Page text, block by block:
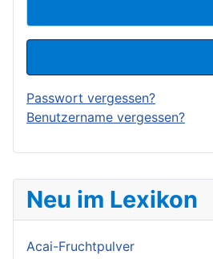
Neu im Lexikon
Acai-Fruchtpulver
Passwort vergessen?
Benutzername vergessen?